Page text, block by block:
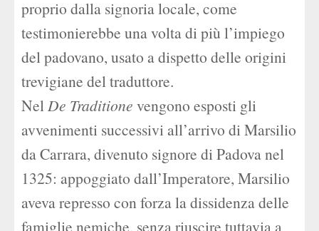
proprio dalla signoria locale, come
testimonierebbe una volta di più l’impiego
del padovano, usato a dispetto delle origini
trevigiane del traduttore.
NelDe Traditione vengono esposti gli
avvenimenti successivi all’arrivo di Marsilio
da Carrara, divenuto signore di Padova nel
1325: appoggiato dall’Imperatore, Marsilio
aveva represso con forza la dissidenza delle
famiglie nemiche, senza riuscire tuttavia a